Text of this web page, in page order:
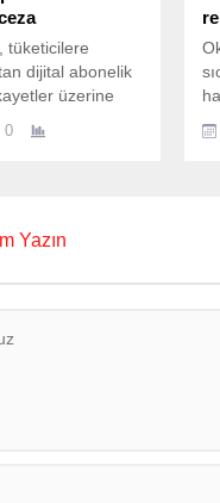
tüketicilere
dijital abonelik
üzerine
duyurdu.
166
şikayetler ile
başlattı.
açıklamaya
ulaşan
0
Yazın